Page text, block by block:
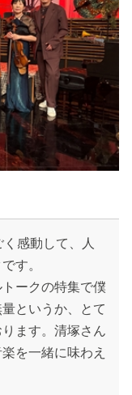
感動して、人
す。
ークの特集で僕
というか、とて
ます。清塚さん
を一緒に味わえ